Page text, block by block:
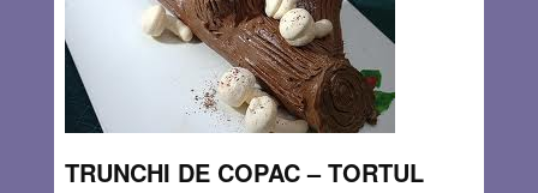
TRUNCHI DE COPAC – TORTUL